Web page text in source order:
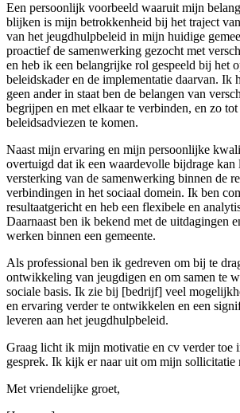
Een persoonlijk voorbeeld waaruit mijn
blijken is mijn betrokkenheid bij het traject
van het jeugdhulpbeleid in mijn huidige
proactief de samenwerking gezocht met
en heb ik een belangrijke rol gespeeld bij het
beleidskader en de implementatie daarvan. Ik
geen ander in staat ben de belangen van
begrijpen en met elkaar te verbinden, en zo tot
beleidsadviezen te komen.
Naast mijn ervaring en mijn persoonlijke
overtuigd dat ik een waardevolle bijdrage kan
versterking van de samenwerking binnen de
verbindingen in het sociaal domein. Ik ben
resultaatgericht en heb een flexibele en
Daarnaast ben ik bekend met de uitdagingen
werken binnen een gemeente.
Als professional ben ik gedreven om bij te
ontwikkeling van jeugdigen en om samen te
sociale basis. Ik zie bij [bedrijf] veel
en ervaring verder te ontwikkelen en een
leveren aan het jeugdhulpbeleid.
Graag licht ik mijn motivatie en cv verder toe
gesprek. Ik kijk er naar uit om mijn sollicitatie
Met vriendelijke groet,